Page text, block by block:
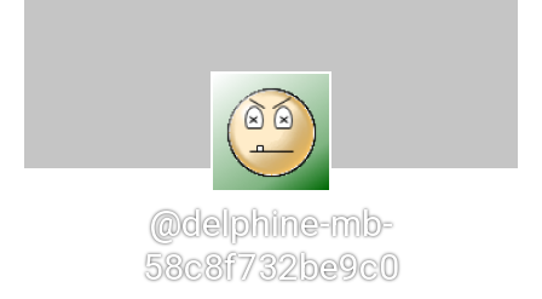
@delphine-mb-
58c8f732be9c0